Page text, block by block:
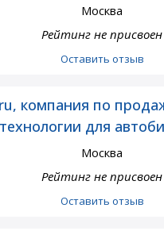
Москва
Рейтинг не присвоен
Оставить отзыв
компания по
технологии для
Москва
Рейтинг не присвоен
Оставить отзыв